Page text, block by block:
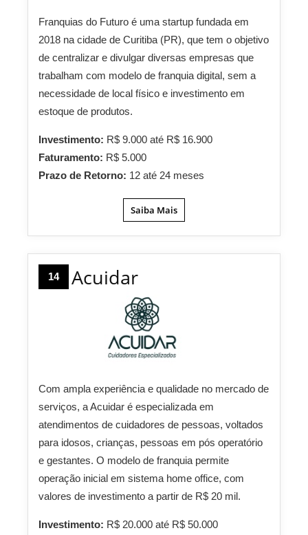
Franquias do Futuro é uma startup fundada em
2018 na cidade de Curitiba (PR), que tem o objetivo
de centralizar e divulgar diversas empresas que
trabalham com modelo de franquia digital, sem a
necessidade de local físico e investimento em
estoque de produtos.
Investimento: R$ 9.000 até R$ 16.900
Faturamento: R$ 5.000
Prazo de Retorno: 12 até 24 meses
Saiba Mais
14 Acuidar
Com ampla experiência e qualidade no mercado de
serviços, a Acuidar é especializada em
atendimentos de cuidadores de pessoas, voltados
para idosos, crianças, pessoas em pós operatório
e gestantes. O modelo de franquia permite
operação inicial em sistema home office, com
valores de investimento a partir de R$ 20 mil.
Investimento: R$ 20.000 até R$ 50.000